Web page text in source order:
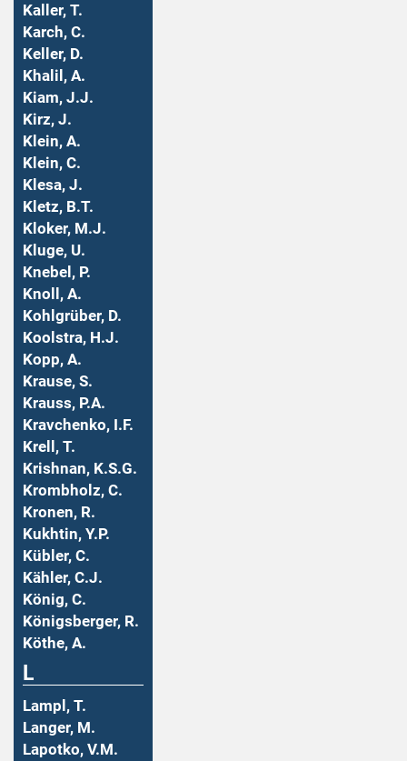
Kaller, T.
Karch, C.
Keller, D.
Khalil, A.
Kiam, J.J.
Kirz, J.
Klein, A.
Klein, C.
Klesa, J.
Kletz, B.T.
Kloker, M.J.
Kluge, U.
Knebel, P.
Knoll, A.
Kohlgrüber, D.
Koolstra, H.J.
Kopp, A.
Krause, S.
Krauss, P.A.
Kravchenko, I.F.
Krell, T.
Krishnan, K.S.G.
Krombholz, C.
Kronen, R.
Kukhtin, Y.P.
Kübler, C.
Kähler, C.J.
König, C.
Königsberger, R.
Köthe, A.
L
Lampl, T.
Langer, M.
Lapotko, V.M.